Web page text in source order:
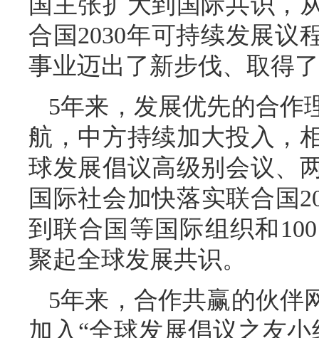
合国2030年可持续发展议
事业迈出了新步伐、取得
5年来，发展优先的合作
航，中方持续加大投入，
球发展倡议高级别会议、
国际社会加快落实联合国
到联合国等国际组织和
聚起全球发展共识。
5年来，合作共赢的伙伴
加入“全球发展倡议之友